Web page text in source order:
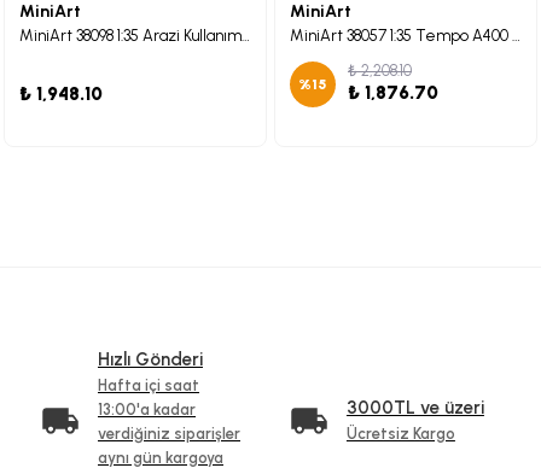
MiniArt
MiniArt 38098 1:35 Arazi Kullanım Traktörü Standart N “Turuncu” Mod. 1939
₺ 1,948.10
MiniArt
MiniArt 38057 1:35 Tempo A400 Lieferwagen. Süt Teslimat Kamyoneti
%15
₺ 2,208.10
₺ 1,876.70
Hızlı Gönderi
Hafta içi saat
13:00'a kadar
verdiğiniz siparişler
aynı gün kargoya
3000TL ve üzeri
Ücretsiz Kargo